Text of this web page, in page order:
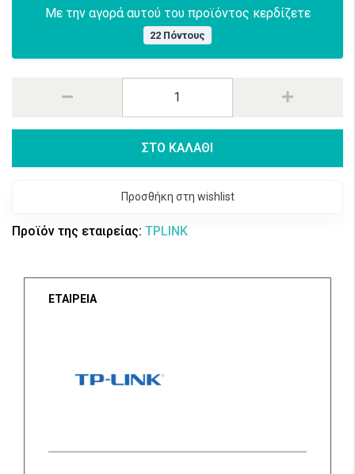
Με την αγορά αυτού του προϊόντος κερδίζετε
22 Πόντους
ΣΤΟ ΚΑΛΑΘΙ
Προσθήκη στη wishlist
Προϊόν της εταιρείας: TPLINK
ΕΤΑΙΡΕΙΑ